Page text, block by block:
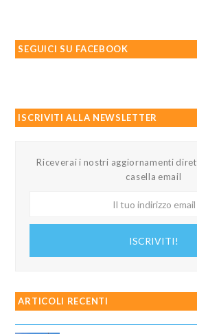
SEGUICI SU FACEBOOK
ISCRIVITI ALLA NEWSLETTER
Riceverai i nostri aggiornamenti
casella email
ISCRIVITI!
ARTICOLI RECENTI